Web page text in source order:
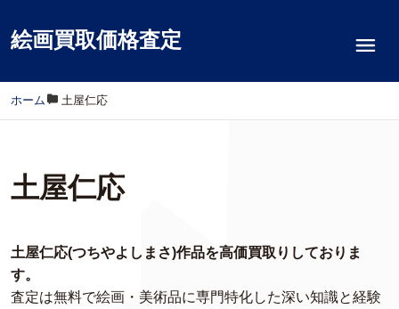
絵画買取価格査定
ホーム / 土屋仁応
土屋仁応
土屋仁応(つちやよしまさ)作品を高価買取りしておりま
す。
査定は無料で絵画・美術品に専門特化した深い知識と経験